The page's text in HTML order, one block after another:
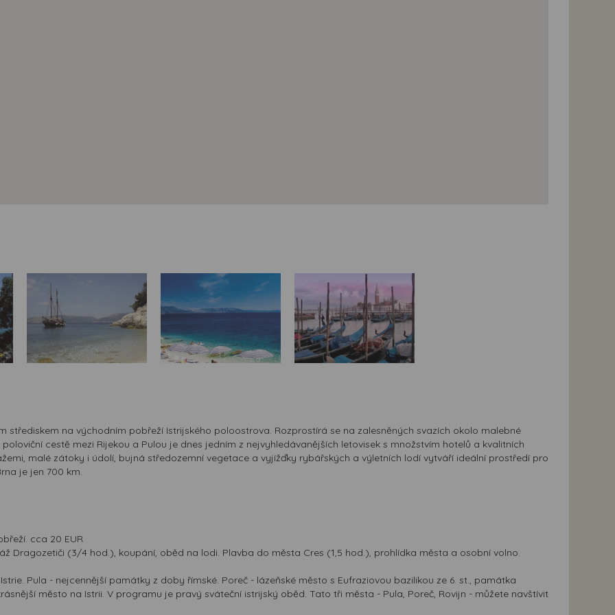
střediskem na východním pobřeží Istrijského poloostrova. Rozprostírá se na zalesněných svazích okolo malebné
cestě mezi Rijekou a Pulou je dnes jedním z nejvyhledávanějších letovisek s množstvím hotelů a kvalitních
malé zátoky i údolí, bujná středozemní vegetace a vyjížďky rybářských a výletních lodí vytváří ideální prostředí pro
je jen 700 km.
cca 20 EUR
Dragozetiči (3/4 hod.), koupání, oběd na lodi. Plavba do města Cres (1,5 hod.), prohlídka města a osobní volno.
Pula - nejcennější památky z doby římské. Poreč - lázeňské město s Eufraziovou bazilikou ze 6. st., památka
město na Istrii. V programu je pravý sváteční istrijský oběd. Tato tři města - Pula, Poreč, Rovijn - můžete navštívit